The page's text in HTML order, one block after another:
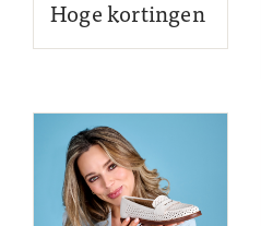
Hoge kortingen